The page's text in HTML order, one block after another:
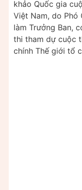
khảo Quốc gia
Việt Nam, do Phó
làm Trưởng Ban,
thi tham dự cuộc
chính Thế giới tổ